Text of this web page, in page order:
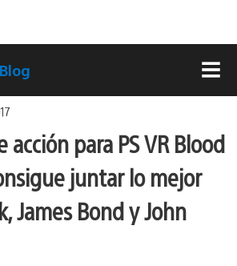
acción para PS VR Blood
juntar lo mejor
James Bond y John